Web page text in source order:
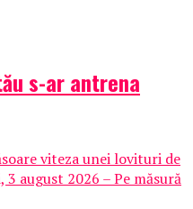
s-ar antrena
viteza unei lovituri de
august 2026 – Pe măsură